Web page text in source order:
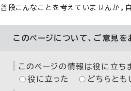
普段こんなことを考えていませんか。
このページについて、ご意見を
このページの情報は役に立ち
役に立った
どちらとも